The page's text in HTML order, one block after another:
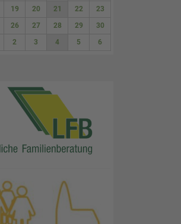
12 13 14 15
16
19 20 21 22
23
26 27 28 29
30